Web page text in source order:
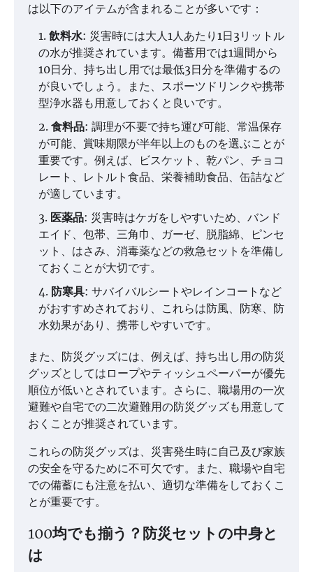
は以下のアイテムが含まれることが多いです：
飲料水: 災害時には大人1人あたり1日3リットル
の水が推奨されています。備蓄用では1週間から
10日分、持ち出し用では最低3日分を準備するの
が良いでしょう。また、スポーツドリンクや携帯
型浄水器も用意しておくと良いです​​。
食料品: 調理が不要で持ち運び可能、常温保存
が可能、賞味期限が半年以上のものを選ぶことが
重要です。例えば、ビスケット、乾パン、チョコ
レート、レトルト食品、栄養補助食品、缶詰など
が適しています​​。
医薬品: 災害時はケガをしやすいため、バンド
エイド、包帯、三角巾、ガーゼ、脱脂綿、ピンセ
ット、はさみ、消毒薬などの救急セットを準備し
ておくことが大切です​​。
防寒具: サバイバルシートやレインコートなど
がおすすめされており、これらは防風、防寒、防
水効果があり、携帯しやすいです​​。
また、防災グッズには、例えば、持ち出し用の防災
グッズとしてはロープやティッシュペーパーが優先
順位が低いとされています​​。さらに、職場用の一次
避難や自宅での二次避難用の防災グッズも用意して
おくことが推奨されています​​。
これらの防災グッズは、災害発生時に自己及び家族
の安全を守るために不可欠です。また、職場や自宅
での備蓄にも注意を払い、適切な準備をしておくこ
とが重要です。
100均でも揃う？防災セットの中身と
は